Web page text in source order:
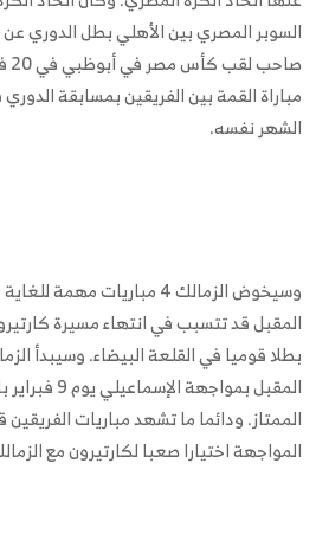
السوبر المصري بين الأهلي بطل الدوري
مباراة القمة بين الفريقين بمسابقة
الشهر نفسه.
المقبل قد تتسبب في انتهاء مسيرة
بطلا قوميا في القلعة البيضاء. وسيبدأ
الممتاز. ودائما ما تشهد مباريات
المواجهة اختيارا صعبا لكارتيرون مع